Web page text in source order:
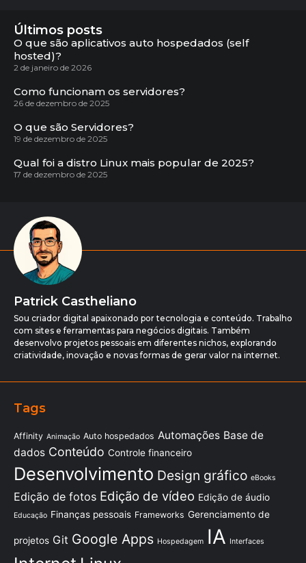
Últimos posts
O que são aplicativos auto hospedados (self
hosted)?
2 de janeiro de 2026
Como funcionam os servidores?
26 de dezembro de 2025
O que são Servidores?
19 de dezembro de 2025
Qual foi a distro Linux mais popular de 2025?
17 de dezembro de 2025
Patrick Castheliano
Sou criador digital apaixonado por tecnologia e conteúdo. Trabalho
com sites e ferramentas para negócios digitais. Também
desenvolvo projetos pessoais em diferentes nichos, explorando
criatividade, inovação e novas formas de gerar valor na internet.
Tags
Affinity Animação Auto hospedados Automações Base de
dados Conteúdo Controle financeiro
Desenvolvimento Design gráfico eBooks
Edição de fotos Edição de vídeo Edição de áudio
Educação Finanças pessoais Frameworks Gerenciamento de
projetos Git Google Apps Hospedagem IA Interfaces